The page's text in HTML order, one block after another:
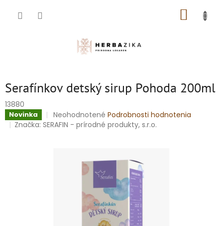
Serafínkov detský sirup Pohoda 200ml
13880
Novinka
Priemerné
hodnotenie
Neohodnotené Podrobnosti hodnotenia
Značka:SERAFIN - prírodné produkty, s.r.o.